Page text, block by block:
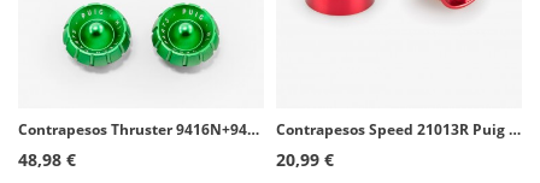
Contrapesos Thruster 9416N+9420V Puig color Verde para Yamaha FZ, MT, TDM, T-MAX, XJ6, XJR, X-MAX, XSR, YZF
48,98 €
Contrapesos Speed 21013R Puig color Rojo para varios modelos de Kawasaki
20,99 €